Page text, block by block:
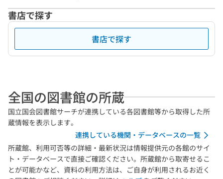
書店で探す
書店で探す
全国の図書館の所蔵
国立国会図書館サーチが連携している各図書館等から取得した所
蔵情報を表示します。
連携している機関・データベースの一覧
所蔵館、利用可否等の詳細・最新状況は情報提供元の各館のサイ
ト・データベースで直接ご確認ください。所蔵館から取寄せるこ
とが可能かなど、資料の利用方法は、ご自身が利用されるお近く